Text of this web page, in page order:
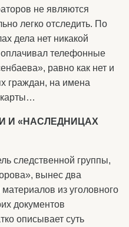
не являются
легко отследить. По
дела нет никакой
телефонные
равно как нет и
граждан, на имена
карты…
И «НАСЛЕДНИЦАХ
следственной группы,
вынес два
из уголовного
документов
описывает суть